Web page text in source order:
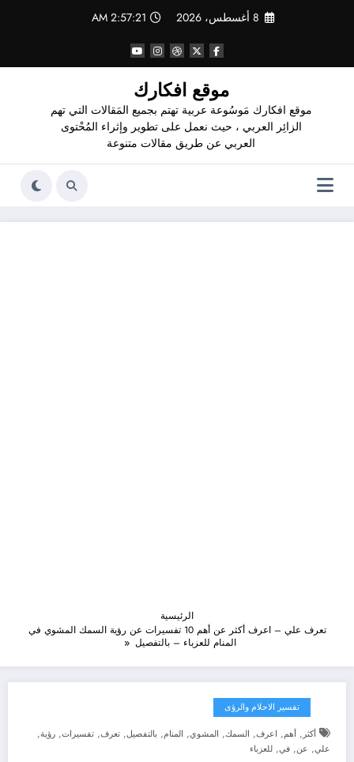
8 أغسطس، 2026 2:57:22 AM
موقع افكارك
موقع افكارك مَوسُوعة عربية تهتم بجميع المَقالات التي تهم
الزائِر العربي ، حيث نعمل على تطوير وإثراء المُحْتوى
العربي عن طريق مقالات متنوعة
الرئيسية
تعرف علي – اعرف أكثر عن أهم 10 تفسيرات عن رؤية السمك المشوي في
المنام للعزباء – بالتفصيل
تفسير الاحلام والرؤى
أكثر , أهم, اعرف, السمك, المشوي, المنام, بالتفصيل, تعرف, تفسيرات, رؤية,
علي, عن, في, للعزباء